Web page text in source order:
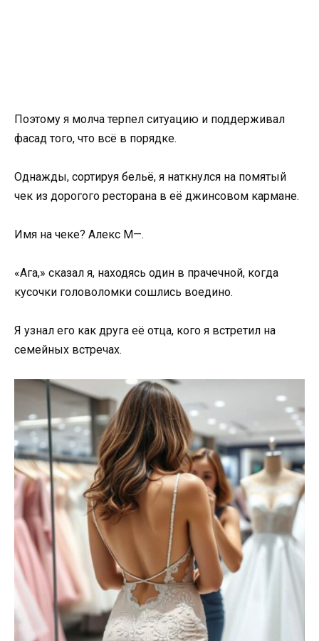
Поэтому я молча терпел ситуацию и поддерживал
фасад того, что всё в порядке.
Однажды, сортируя бельё, я наткнулся на помятый
чек из дорогого ресторана в её джинсовом кармане.
Имя на чеке? Алекс М—.
«Ага,» сказал я, находясь один в прачечной, когда
кусочки головоломки сошлись воедино.
Я узнал его как друга её отца, кого я встретил на
семейных встречах.